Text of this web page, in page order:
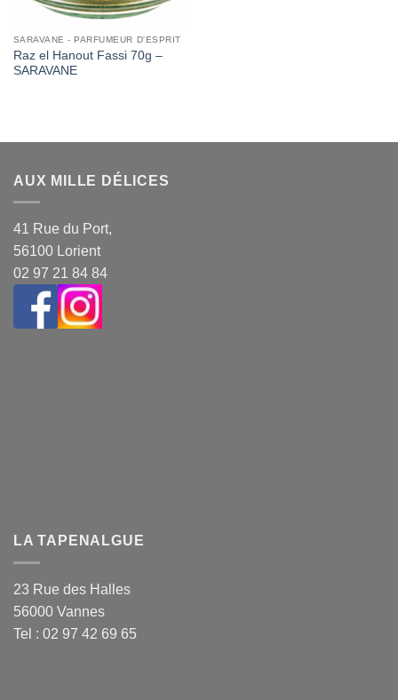
SARAVANE - PARFUMEUR D'ESPRIT
Raz el Hanout Fassi 70g –
SARAVANE
AUX MILLE DÉLICES
41 Rue du Port,
56100 Lorient
02 97 21 84 84
LA TAPENALGUE
23 Rue des Halles
56000 Vannes
Tel : 02 97 42 69 65